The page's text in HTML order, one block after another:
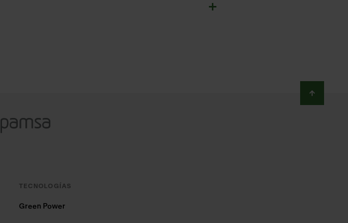
TECNOLOGÍAS
Green Power